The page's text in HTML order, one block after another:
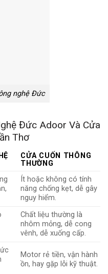
nghệ Đức
Đức Adoor Và Cửa
Thơ
CỬA CUỐN THÔNG
THƯỜNG
Ít hoặc không có tính
năng chống kẹt, dễ gây
nguy hiểm.
Chất liệu thường là
nhôm mỏng, dễ cong
vênh, dễ xuống cấp.
Motor rẻ tiền, vận hành
ồn, hay gặp lỗi kỹ thuật.